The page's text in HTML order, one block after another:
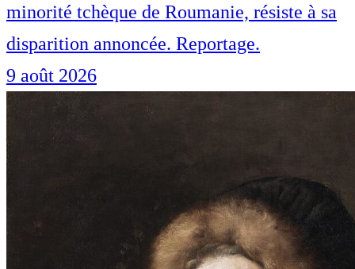
minorité tchèque de Roumanie, résiste à sa
disparition annoncée. Reportage.
9 août 2026